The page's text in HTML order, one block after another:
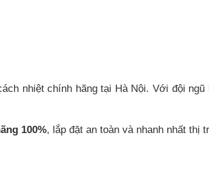
nhiệt chính hãng tại Hà Nội. Với đội
100%, lắp đặt an toàn và nhanh nhất thị